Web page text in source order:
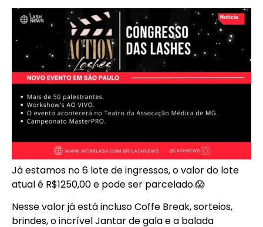
Já estamos no 6 lote de ingressos, o valor do lote
atual é R$1250,00 e pode ser parcelado.😱
Nesse valor já está incluso Coffe Break, sorteios,
brindes, o incrível Jantar de gala e a balada